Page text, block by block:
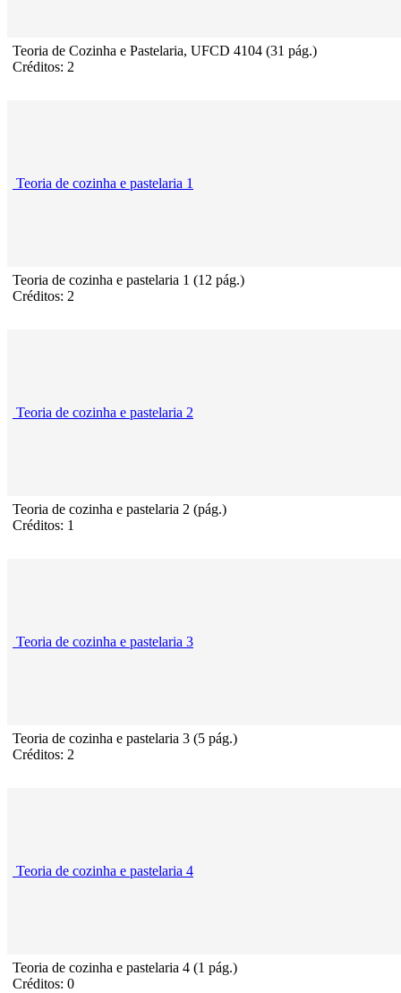
Teoria de Cozinha e Pastelaria, UFCD 4104 (31 pág.)
Créditos: 2
Teoria de cozinha e pastelaria 1
Teoria de cozinha e pastelaria 1 (12 pág.)
Créditos: 2
Teoria de cozinha e pastelaria 2
Teoria de cozinha e pastelaria 2 (pág.)
Créditos: 1
Teoria de cozinha e pastelaria 3
Teoria de cozinha e pastelaria 3 (5 pág.)
Créditos: 2
Teoria de cozinha e pastelaria 4
Teoria de cozinha e pastelaria 4 (1 pág.)
Créditos: 0